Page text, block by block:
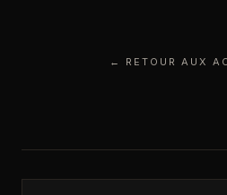
← RETOUR AUX